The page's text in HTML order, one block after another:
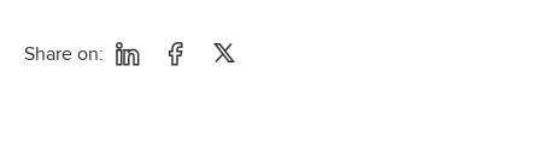
Share on: